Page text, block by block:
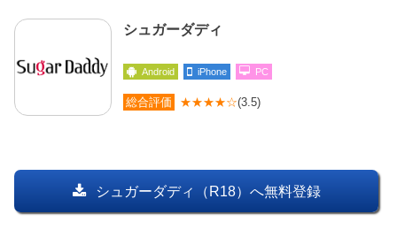
シュガーダディ
Android iPhone PC
総合評価 ★★★★☆(3.5)
シュガーダディ（R18）へ無料登録